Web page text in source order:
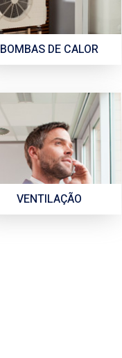
BOMBAS DE CALOR
VENTILAÇÃO